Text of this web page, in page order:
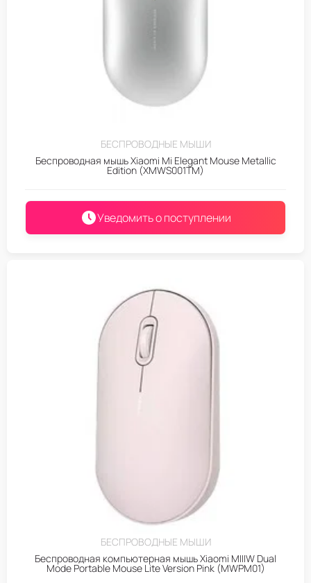
БЕСПРОВОДНЫЕ МЫШИ
Беспроводная мышь Xiaomi Mi Elegant Mouse Metallic
Edition (XMWS001TM)
Уведомить о поступлении
БЕСПРОВОДНЫЕ МЫШИ
Беспроводная компьютерная мышь Xiaomi MIIIW Dual
Mode Portable Mouse Lite Version Pink (MWPM01)